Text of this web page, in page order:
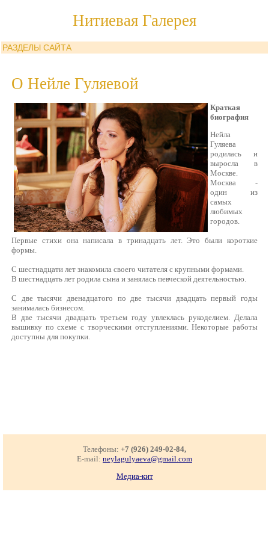
Нитиевая Галерея
РАЗДЕЛЫ САЙТА
О Нейле Гуляевой
Краткая
биография
Нейла
Гуляева
родилась и
выросла в
Москве.
Москва -
один из
самых
любимых
городов.
Первые стихи она написала в тринадцать лет. Это были короткие
формы.
С шестнадцати лет знакомила своего читателя с крупными формами.
В шестнадцать лет родила сына и занялась певческой деятельностью.
С две тысячи двенадцатого по две тысячи двадцать первый годы
занималась бизнесом.
В две тысячи двадцать третьем году увлеклась рукоделием. Делала
вышивку по схеме с творческими отступлениями. Некоторые работы
доступны для покупки.
Телефоны: +7 (926) 249-02-84,
E-mail: neylagulyaeva@gmail.com
Медиа-кит